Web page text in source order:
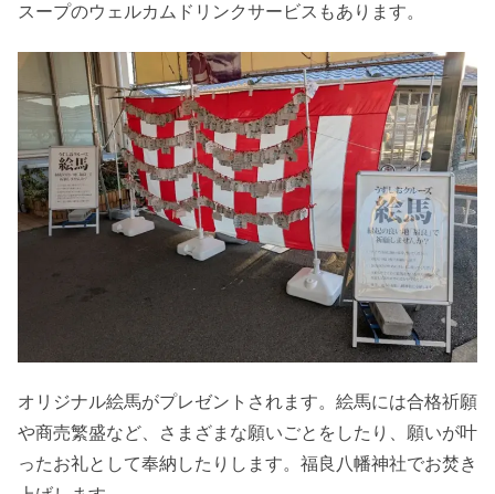
スープのウェルカムドリンクサービスもあります。
オリジナル絵馬がプレゼントされます。絵馬には合格祈願
や商売繁盛など、さまざまな願いごとをしたり、願いが叶
ったお礼として奉納したりします。福良八幡神社でお焚き